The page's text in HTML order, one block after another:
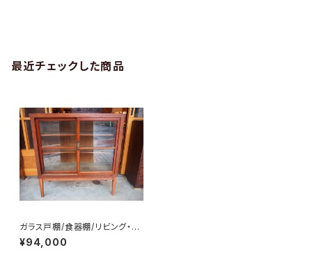
最近チェックした商品
ガラス戸棚/食器棚/リビング・ダ
イニング/脚付き/No.0060
¥94,000